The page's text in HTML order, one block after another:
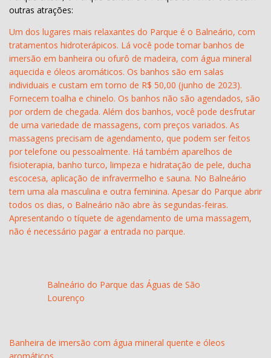
outras atrações:
Um dos lugares mais relaxantes do Parque é o Balneário, com
tratamentos hidroterápicos. Lá você pode tomar banhos de
imersão em banheira ou ofurô de madeira, com água mineral
aquecida e óleos aromáticos. Os banhos são em salas
individuais e custam em torno de R$ 50,00 (junho de 2023).
Fornecem toalha e chinelo. Os banhos não são agendados, são
por ordem de chegada. Além dos banhos, você pode desfrutar
de uma variedade de massagens, com preços variados. As
massagens precisam de agendamento, que podem ser feitos
por telefone ou pessoalmente. Há também aparelhos de
fisioterapia, banho turco, limpeza e hidratação de pele, ducha
escocesa, aplicação de infravermelho e sauna. No Balneário
tem uma ala masculina e outra feminina. Apesar do Parque abrir
todos os dias, o Balneário não abre às segundas-feiras.
Apresentando o tíquete de agendamento de uma massagem,
não é necessário pagar a entrada no parque.
Balneário do Parque das Águas de São
Lourenço
Banheira de imersão com água mineral quente e óleos